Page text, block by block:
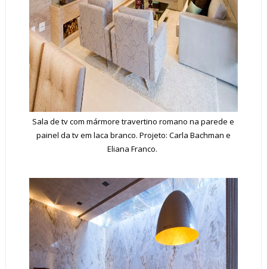
Sala de tv com mármore travertino romano na parede e
painel da tv em laca branco. Projeto: Carla Bachman e
Eliana Franco.